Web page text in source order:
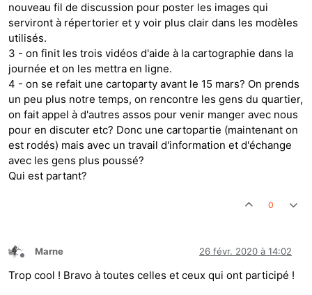
nouveau fil de discussion pour poster les images qui
serviront à répertorier et y voir plus clair dans les modèles
utilisés.
3 - on finit les trois vidéos d'aide à la cartographie dans la
journée et on les mettra en ligne.
4 - on se refait une cartoparty avant le 15 mars? On prends
un peu plus notre temps, on rencontre les gens du quartier,
on fait appel à d'autres assos pour venir manger avec nous
pour en discuter etc? Donc une cartopartie (maintenant on
est rodés) mais avec un travail d'information et d'échange
avec les gens plus poussé?
Qui est partant?
0
Hors-ligne
Marne 26 févr. 2020 à 14:02
Trop cool ! Bravo à toutes celles et ceux qui ont participé !